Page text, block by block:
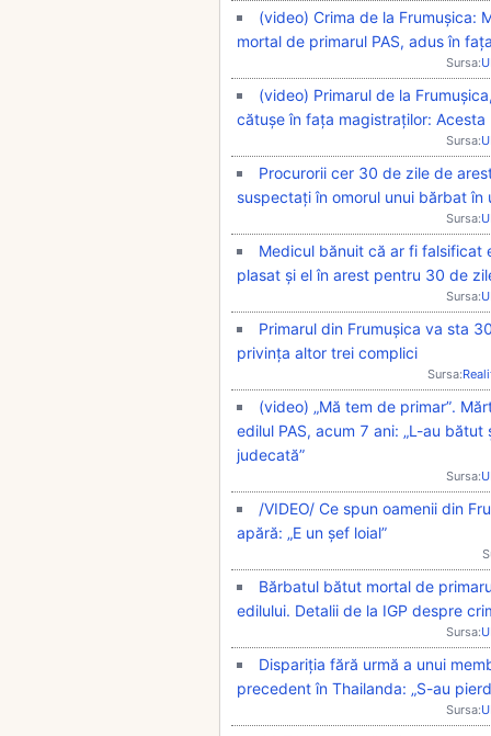
(video) Crima de la Frumușica:
mortal de primarul PAS, adus în
Sursa:
(video) Primarul de la
cătușe în fața magistraților: Acesta
Sursa:
Procurorii cer 30 de zile de
suspectați în omorul unui bărbat în
Sursa:
Medicul bănuit că ar fi falsificat
plasat și el în arest pentru 30 de
Sursa:
Primarul din Frumușica va sta
privința altor trei complici
Sursa:
(video) „Mă tem de primar”.
edilul PAS, acum 7 ani: „L-au
judecată”
Sursa:
/VIDEO/ Ce spun oamenii din
apără: „E un șef loial”
Bărbatul bătut mortal de
edilului. Detalii de la IGP despre
Sursa:
Dispariția fără urmă a unui
precedent în Thailanda: „S-au
Sursa: